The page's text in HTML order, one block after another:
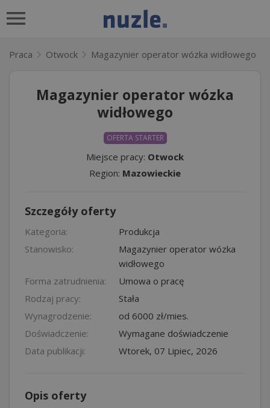
Praca Otwock Magazynier operator wózka widłowego
Magazynier operator wózka
widłowego
OFERTA STARTER
Miejsce pracy: Otwock
Region: Mazowieckie
Szczegóły oferty
Kategoria:
Produkcja
Stanowisko:
Magazynier operator wózka
widłowego
Forma zatrudnienia:
Umowa o pracę
Rodzaj pracy:
Stała
Wynagrodzenie:
od 6000 zł/mies.
Doświadczenie:
Wymagane doświadczenie
Data publikacji:
Wtorek, 07 Lipiec, 2026
Opis oferty